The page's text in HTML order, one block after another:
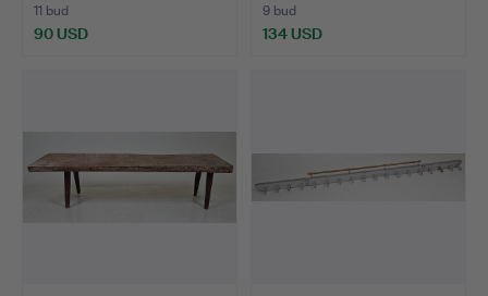
11 bud
90 USD
9 bud
134 USD